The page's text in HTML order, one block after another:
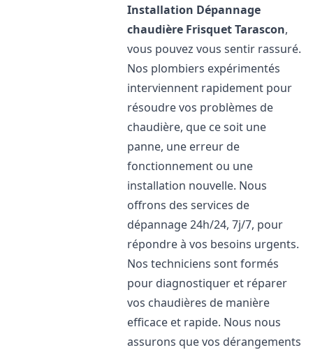
Installation Dépannage
chaudière FrisquetTarascon,
vous pouvez vous sentir rassuré.
Nos plombiers expérimentés
interviennent rapidement pour
résoudre vos problèmes de
chaudière, que ce soit une
panne, une erreur de
fonctionnement ou une
installation nouvelle. Nous
offrons des services de
dépannage 24h/24, 7j/7, pour
répondre à vos besoins urgents.
Nos techniciens sont formés
pour diagnostiquer et réparer
vos chaudières de manière
efficace et rapide. Nous nous
assurons que vos dérangements